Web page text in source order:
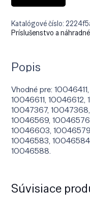
Katalógové číslo:
Príslušenstvo a
Popis
Vhodné pre:
10046611,
10047367,
10046569,
10046603,
10046583,
10046588.
Súvisiace